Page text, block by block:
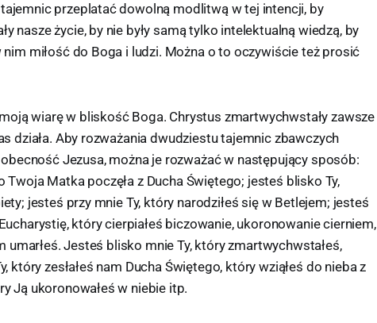
przeplatać dowolną modlitwą w tej intencji, by
nasze życie, by nie były samą tylko intelektualną wiedzą, by
nim miłość do Boga i ludzi. Można o to oczywiście też prosić
wiarę w bliskość Boga. Chrystus zmartwychwstały zawsze
działa. Aby rozważania dwudziestu tajemnic zbawczych
Jezusa, można je rozważać w następujący sposób:
Matka poczęła z Ducha Świętego; jesteś blisko Ty,
jesteś przy mnie Ty, który narodziłeś się w Betlejem; jesteś
który cierpiałeś biczowanie, ukoronowanie cierniem,
umarłeś. Jesteś blisko mnie Ty, który zmartwychwstałeś,
który zesłałeś nam Ducha Świętego, który wziąłeś do nieba z
Ją ukoronowałeś w niebie itp.